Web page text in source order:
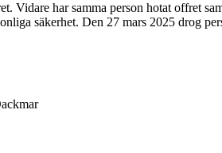
Vidare har samma person hotat offret
säkerhet. Den 27 mars 2025 drog